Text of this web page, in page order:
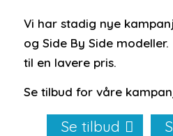
Vi har stadig nye
og Side By Side
til en lavere pris.
Se tilbud for våre
Se tilbud